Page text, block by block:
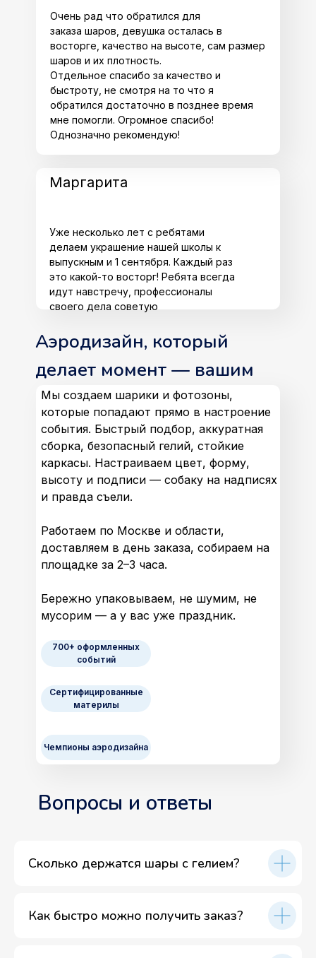
Уже несколько лет с ребятами
делаем украшение нашей школы к
выпускным и 1 сентября. Каждый раз
это какой-то восторг! Ребята всегда
идут навстречу, профессионалы
своего дела советую
Маргарита
Очень рад что обратился для
заказа шаров, девушка осталась в
восторге, качество на высоте, сам размер
шаров и их плотность.
Отдельное спасибо за качество и
быстроту, не смотря на то что я
обратился достаточно в позднее время
мне помогли. Огромное спасибо!
Однозначно рекомендую!
Аэродизайн, который
делает момент — вашим
Мы создаем шарики и фотозоны,
которые попадают прямо в настроение
события. Быстрый подбор, аккуратная
сборка, безопасный гелий, стойкие
каркасы. Настраиваем цвет, форму,
высоту и подписи — собаку на надписях
и правда съели.
Работаем по Москве и области,
доставляем в день заказа, собираем на
площадке за 2–3 часа.
Бережно упаковываем, не шумим, не
мусорим — а у вас уже праздник.
Чемпионы аэродизайна
Сертифицированные
материлы
700+ оформленных
событий
Вопросы и ответы
Сколько держатся шары с гелием?
Как быстро можно получить заказ?